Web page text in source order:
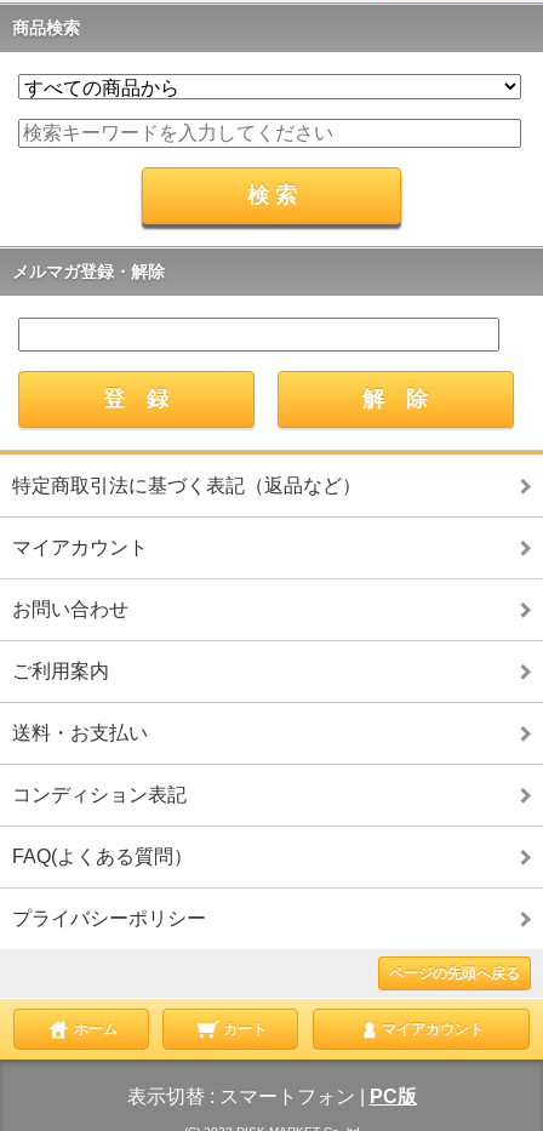
商品検索
メルマガ登録・解除
特定商取引法に基づく表記（返品など）
マイアカウント
お問い合わせ
ご利用案内
送料・お支払い
コンディション表記
FAQ(よくある質問）
プライバシーポリシー
ページの先頭へ戻る
ホーム カート マイアカウント
表示切替 : スマートフォン PC版